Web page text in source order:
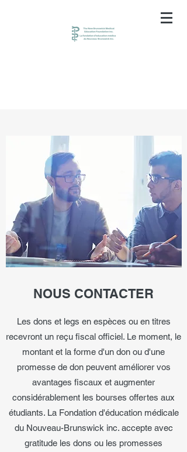
NOUS CONTACTER
Les dons et legs en espèces ou en titres
recevront un reçu fiscal officiel. Le moment, le
montant et la forme d'un don ou d'une
promesse de don peuvent améliorer vos
avantages fiscaux et augmenter
considérablement les bourses offertes aux
étudiants. La Fondation d'éducation médicale
du Nouveau-Brunswick inc. accepte avec
gratitude les dons ou les promesses